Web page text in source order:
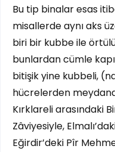
Bu tip binalar esas
misallerde aynı aks
biri bir kubbe ile
bunlardan cümle
bitişik yine kubbeli,
hücrelerden
Kırklareli arasındaki
Zâviyesiyle,
Eğirdir’deki Pîr